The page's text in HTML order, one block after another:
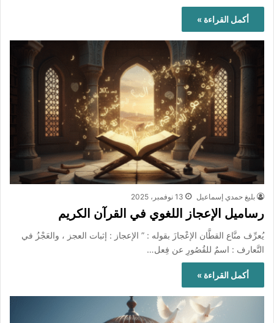
أكمل القراءة »
بليغ حمدي إسماعيل 13 نوفمبر، 2025
رساميل الإعجاز اللغوي في القرآن الكريم
يُعرِّف منَّاع القطَّان الإعْجازَ بقوله : ” الإعجاز : إثبات العجز ، والعَجْزُ في
التَّعارف : اسمٌ للقُصُورِ عن فِعل…
أكمل القراءة »